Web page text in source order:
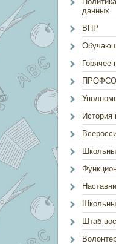
данных
ВПР
Горячее
Штаб